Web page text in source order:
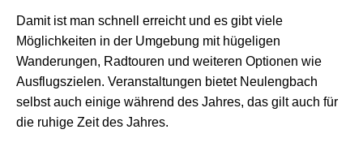
Damit ist man schnell erreicht und es gibt viele
Möglichkeiten in der Umgebung mit hügeligen
Wanderungen, Radtouren und weiteren Optionen wie
Ausflugszielen. Veranstaltungen bietet Neulengbach
selbst auch einige während des Jahres, das gilt auch für
die ruhige Zeit des Jahres.